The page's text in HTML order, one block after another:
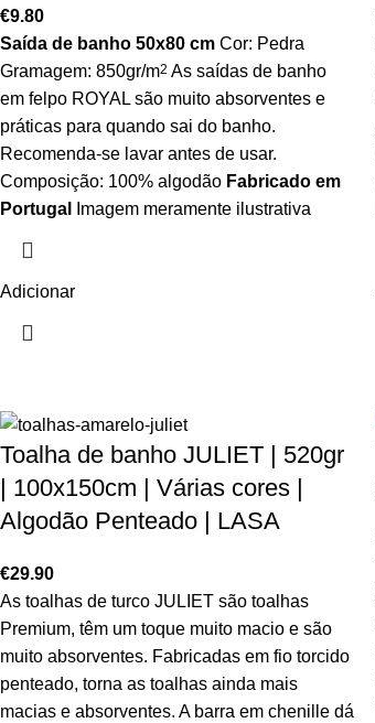
€9.80
Saída de banho 50x80 cm Cor: Pedra
Gramagem: 850gr/m2 As saídas de banho
em felpo ROYAL são muito absorventes e
práticas para quando sai do banho.
Recomenda-se lavar antes de usar.
Composição: 100% algodão Fabricado em
Portugal
Imagem meramente ilustrativa
Adicionar
Toalha de banho JULIET | 520gr
| 100x150cm | Várias cores |
Algodão Penteado | LASA
€29.90
As toalhas de turco JULIET são toalhas
Premium, têm um toque muito macio e são
muito absorventes. Fabricadas em fio torcido
penteado, torna as toalhas ainda mais
macias e absorventes. A barra em chenille dá